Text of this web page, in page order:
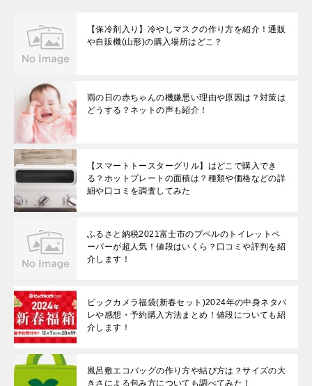
【保冷剤入り】冷やしマスクの作り方を紹介！通販
や自販機(山形)の購入場所はどこ？
雨の日の赤ちゃんの機嫌悪い理由や原因は？対策は
どうする？ネットの声も紹介！
【スマートトースターグリル】はどこで購入でき
る？ホットプレートの面積は？種類や価格などの詳
細や口コミを調査してみた
ふるさと納税2021富士市のプペルのトイレットペ
ーパーが超人気！値段はいくら？口コミや評判を紹
介します！
ビックカメラ福袋(新春セット)2024年の中身ネタバ
レや感想・予約購入方法まとめ！値段についても紹
介します！
風呂敷エコバッグの作り方や結び方は？サイズの大
きさによる包み方についても調べてみた！